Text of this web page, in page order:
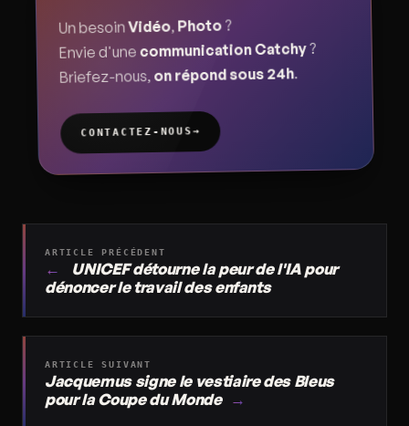
Un besoinVidéo Photo?
Envie d'unecommunication Catchy?
Briefez-nous,on répond sous 24h
CONTACTEZ-NOUS→
ARTICLE PRÉCÉDENT
←
UNICEF détourne la peur de l'IA pour
dénoncer le travail des enfants
ARTICLE SUIVANT
Jacquemus signe le vestiaire des Bleus
pour la Coupe du Monde →